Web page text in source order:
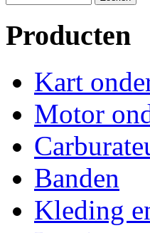
Producten
Kart
Motor
Banden
Kleding